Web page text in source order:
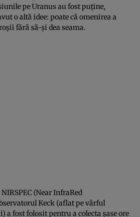
pe Uranus au fost puține,
o altă idee: poate că omenirea a
fără să-și dea seama.
(Near InfraRed
Keck (aflat pe vârful
a fost folosit pentru a colecta șase ore